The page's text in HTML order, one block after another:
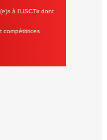
à l'USCTir dont
compétitrices